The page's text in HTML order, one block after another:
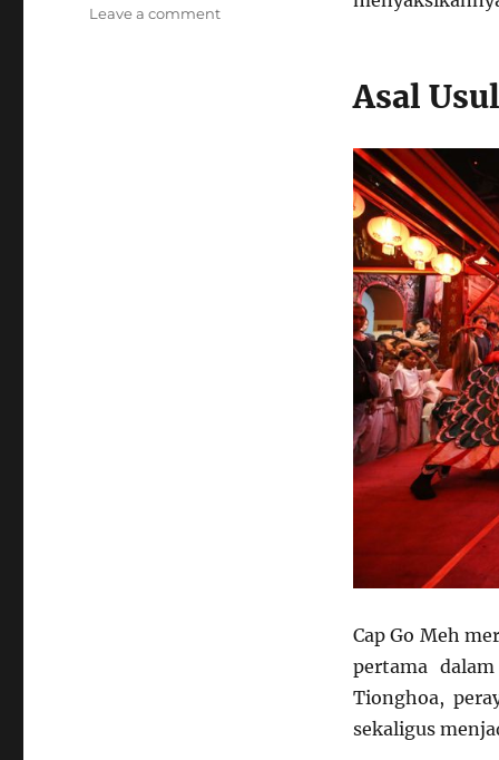
Asal
Cap Go Meh
pertama
Tionghoa,
sekaligus
Leave a commenton